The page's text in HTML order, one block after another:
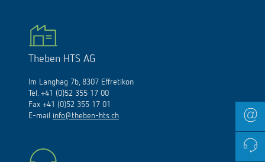
Theben HTS AG
Im Langhag 7b, 8307 Effretikon
Tel. +41 (0)52 355 17 00
Fax +41 (0)52 355 17 01
E-mail info@theben-hts.ch